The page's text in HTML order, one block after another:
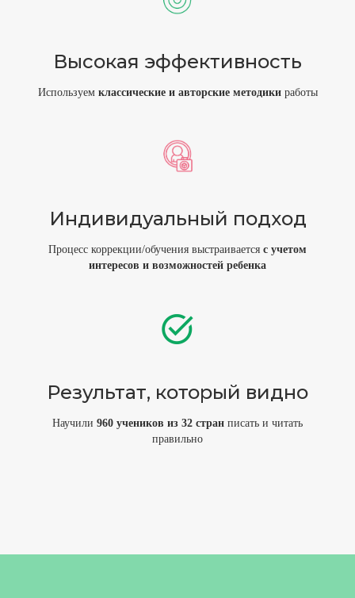
Высокая эффективность
Используем классические иавторскиеметодики работы
Индивидуальный подход
Процесс коррекции/обучения выстраивается с учетом
интересов и возможностей ребенка
Результат, который видно
Научили 960 учеников из 32 стран писать и читать
правильно